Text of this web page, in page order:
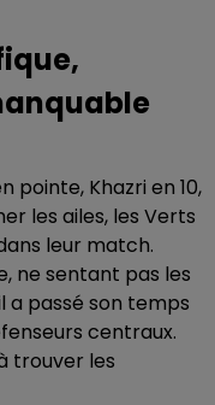
pointe, Khazri en 10,
les ailes, les Verts
leur match.
ne sentant pas les
a passé son temps
centraux.
trouver les